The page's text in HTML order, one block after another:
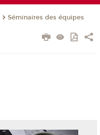
Séminaires des équipes